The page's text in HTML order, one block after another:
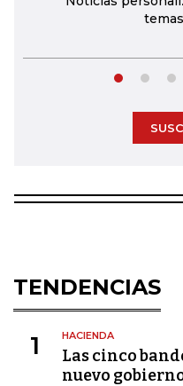
TENDENCIAS
1 HACIENDA
Las cinco
nuevo